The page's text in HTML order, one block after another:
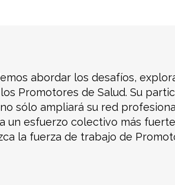
abordar los desafíos,
Promotores de Salud. Su
sólo ampliará su red
un esfuerzo colectivo más
la fuerza de trabajo de